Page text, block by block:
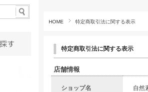
HOME 特定商取引法に関する表示
特定商取引法に関する表示
店舗情報
ショップ名 自然